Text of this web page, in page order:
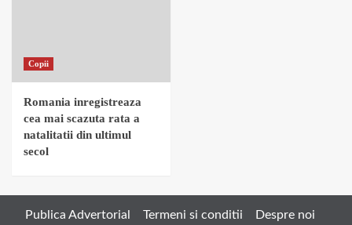
Copii
Romania inregistreaza
cea mai scazuta rata a
natalitatii din ultimul
secol
Publica Advertorial Termeni si conditii Despre noi